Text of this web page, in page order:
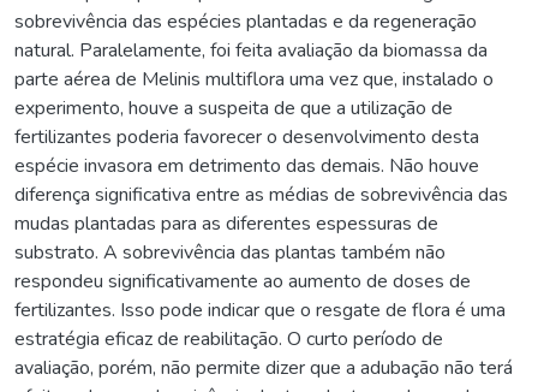
sobrevivência das espécies plantadas e da regeneração
natural. Paralelamente, foi feita avaliação da biomassa da
parte aérea de Melinis multiflora uma vez que, instalado o
experimento, houve a suspeita de que a utilização de
fertilizantes poderia favorecer o desenvolvimento desta
espécie invasora em detrimento das demais. Não houve
diferença significativa entre as médias de sobrevivência das
mudas plantadas para as diferentes espessuras de
substrato. A sobrevivência das plantas também não
respondeu significativamente ao aumento de doses de
fertilizantes. Isso pode indicar que o resgate de flora é uma
estratégia eficaz de reabilitação. O curto período de
avaliação, porém, não permite dizer que a adubação não terá